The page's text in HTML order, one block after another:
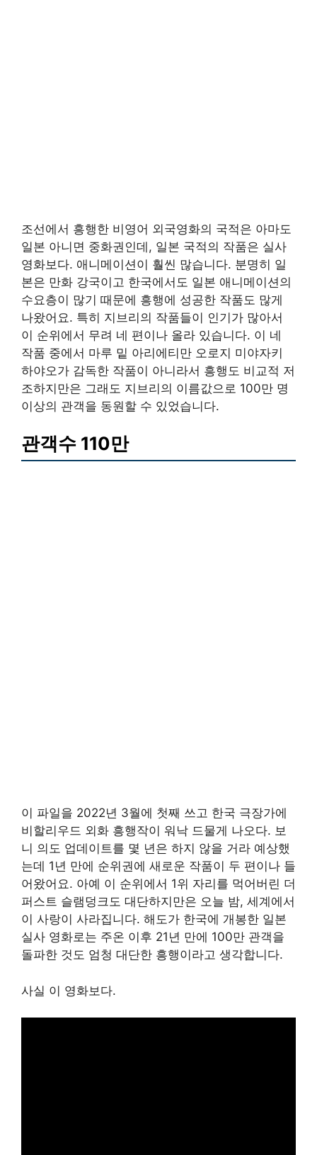
조선에서 흥행한 비영어 외국영화의 국적은 아마도
일본 아니면 중화권인데, 일본 국적의 작품은 실사
영화보다. 애니메이션이 훨씬 많습니다. 분명히 일
본은 만화 강국이고 한국에서도 일본 애니메이션의
수요층이 많기 때문에 흥행에 성공한 작품도 많게
나왔어요. 특히 지브리의 작품들이 인기가 많아서
이 순위에서 무려 네 편이나 올라 있습니다. 이 네
작품 중에서 마루 밑 아리에티만 오로지 미야자키
하야오가 감독한 작품이 아니라서 흥행도 비교적 저
조하지만은 그래도 지브리의 이름값으로 100만 명
이상의 관객을 동원할 수 있었습니다.
관객수 110만
이 파일을 2022년 3월에 첫째 쓰고 한국 극장가에
비할리우드 외화 흥행작이 워낙 드물게 나오다. 보
니 의도 업데이트를 몇 년은 하지 않을 거라 예상했
는데 1년 만에 순위권에 새로운 작품이 두 편이나 들
어왔어요. 아예 이 순위에서 1위 자리를 먹어버린 더
퍼스트 슬램덩크도 대단하지만은 오늘 밤, 세계에서
이 사랑이 사라집니다. 해도가 한국에 개봉한 일본
실사 영화로는 주온 이후 21년 만에 100만 관객을
돌파한 것도 엄청 대단한 흥행이라고 생각합니다.
사실 이 영화보다.